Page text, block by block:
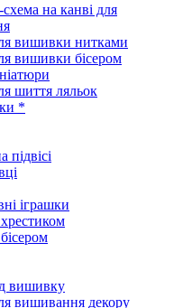
на канві для
вишивки нитками
вишивки бісером
шиття ляльок
*
підвісі
іграшки
вишивку
вишивання декору